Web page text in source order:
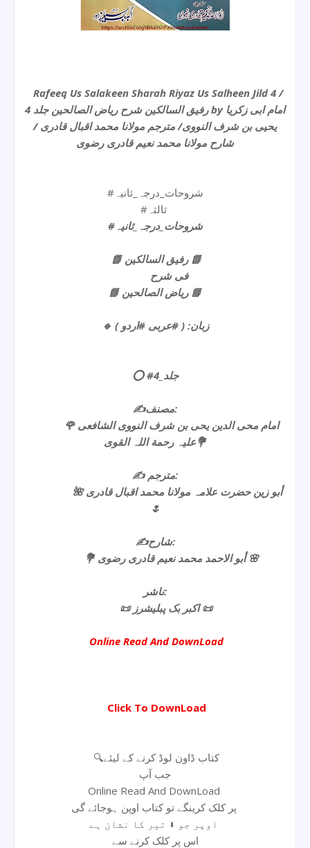
Rafeeq Us Salakeen Sharah Riyaz Us Salheen Jild 4 /
رفیق السالکین شرح ریاض الصالحین جلد 4 by امام ابی زکریا
یحیی بن شرف النووی/ مترجم مولانا محمد اقبال قادری /
شارح مولانا محمد نعیم قادری رضوی
#شروحات_درجہ_ثانیہ
#شروحات_درجہ_ثانیہ
📗 رفیق السالکین 📗
فی شرح
📘 ریاض الصالحين 📘
🔹 زبان: ( #عربی #اردو )
⭕️ #جلد_4
✍️مصنف:
🌹 امام محی الدین یحی بن شرف النووی الشافعی
علیہ رحمة اللہ القوی💐
✍️ مترجم:
🌺 أبو زین حضرت علامہ مولانا محمد اقبال قادری
🌷
✍️شارح:
💐 أبو الاحمد محمد نعیم قادری رضوی 🌸
ناشر:
📜 اکبر بک پبلیشرز 📜
Online Read And DownLoad
Click To DownLoad
🔍کتاب ڈاون لوڈ کرنے کے لیئے
جب آپ
Online Read And DownLoad
اس پر کلک کرنے سے